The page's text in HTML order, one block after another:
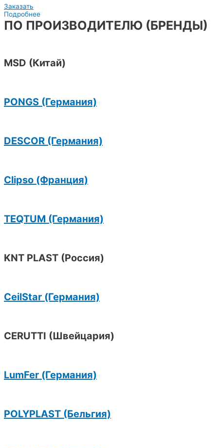
Заказать
Подробнее
ПО ПРОИЗВОДИТЕЛЮ (БРЕНДЫ)
MSD (Китай)
PONGS (Германия)
DESCOR (Германия)
Clipso (Франция)
TEQTUM (Германия)
KNT PLAST (Россия)
CeilStar (Германия)
CERUTTI (Швейцария)
LumFer (Германия)
POLYPLAST (Бельгия)